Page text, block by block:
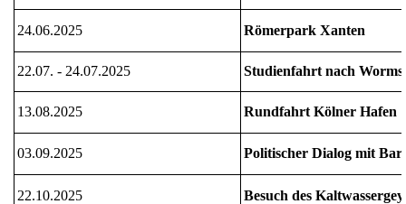
24.06.2025 Römerpark Xanten
22.07. - 24.07.2025 Studienfahrt nach
13.08.2025 Rundfahrt Kölner Hafen
03.09.2025 Politischer Dialog mit
22.10.2025 Besuch des